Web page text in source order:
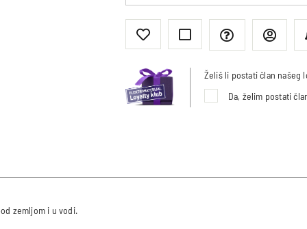
Želiš li postati član našeg
Da, želim postati